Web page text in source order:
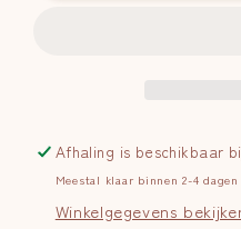
Afhaling is beschikbaar
Meestal klaar binnen 2-4 dagen
Winkelgegevens